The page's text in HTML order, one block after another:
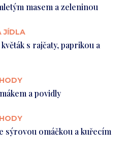
masem a zeleninou
JÍDLA
s rajčaty, paprikou a
a povidly
sýrovou omáčkou a kuřecím